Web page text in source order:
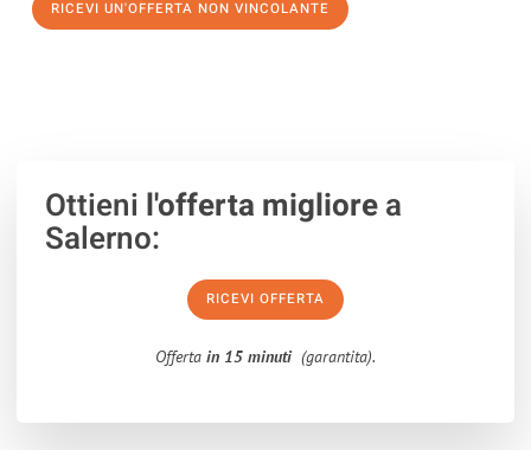
RICEVI UN'OFFERTA NON VINCOLANTE
Ottieni l'offerta migliorea
Salerno:
RICEVI OFFERTA
Offerta in 15 minuti (garantita).